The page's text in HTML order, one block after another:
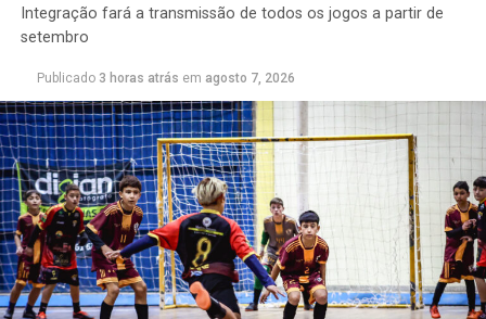
Integração fará a transmissão de todos os jogos a partir de
setembro
Publicado 3 horas atrás em agosto 7, 2026